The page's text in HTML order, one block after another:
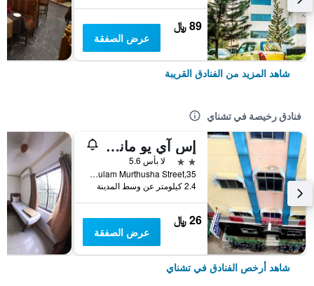
89 ﷼
عرض الصفقة
شاهد المزيد من الفنادق القريبة
فنادق رخيصة في تشناي
إس آي يو مانشين لودج
2 نجمتين
لا بأس 5.6
35,Gulam Murthusha Street, تشناي, الهند
2.4 كيلومتر عن وسط المدينة
26 ﷼
عرض الصفقة
شاهد أرخص الفنادق في تشناي